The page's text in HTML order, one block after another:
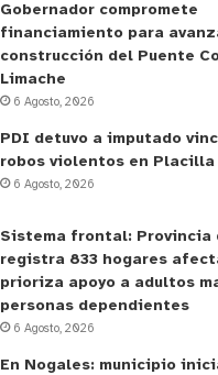
Gobernador compromete
financiamiento para
construcción del Puente
Limache
6 Agosto, 2026
PDI detuvo a imputado
robos violentos en Placilla
6 Agosto, 2026
Sistema frontal: Provincia
registra 833 hogares
prioriza apoyo a adultos
personas dependientes
6 Agosto, 2026
En Nogales: municipio